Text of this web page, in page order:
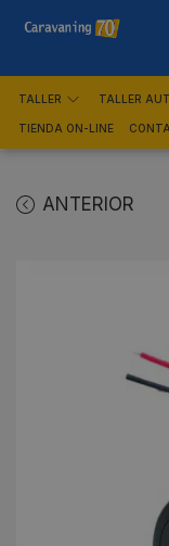
TALLER TALLER
TIENDA ON-LINE
ANTERIOR